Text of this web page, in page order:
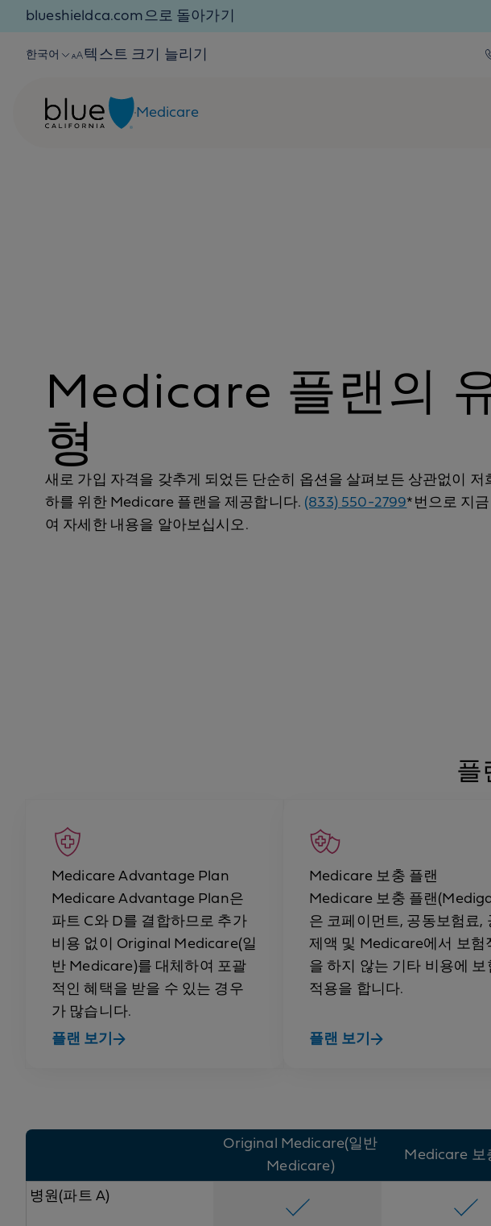
Skip to content
blueshieldca.com으로 돌아가기
한국어 텍스트 크기 늘리기
Medicare
Medicare 플랜의
형
새로 가입 자격을 갖추게 되었든 단순히 옵션을 살펴보든 상관없이 저
하를 위한 Medicare 플랜을 제공합니다. (833) 550-2799*번으로 지
여 자세한 내용을 알아보십시오.
플
Medicare Advantage Plan
Medicare Advantage Plan은
파트 C와 D를 결합하므로 추가
비용 없이 Original Medicare(일
반 Medicare)를 대체하여 포괄
적인 혜택을 받을 수 있는 경우
가 많습니다.
플랜 보기
Medicare 보충 플랜
Medicare 보충 플랜
은 코페이먼트, 공동보험료,
제액 및 Medicare에서 보험
을 하지 않는 기타 비용에 보
적용을 합니다.
플랜 보기
Original Medicare(일반
Medicare)
Medicare 보
병원(파트 A)